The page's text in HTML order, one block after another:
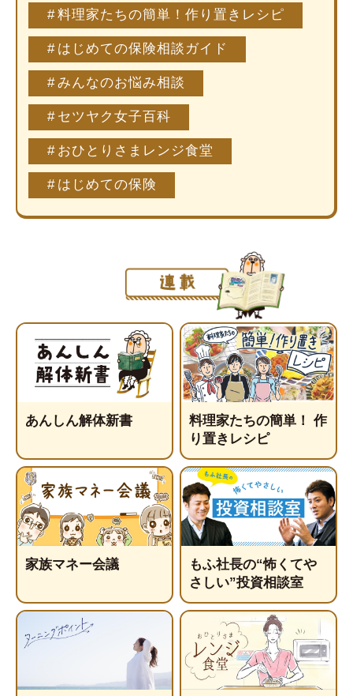
料理家たちの簡単！作り置きレシピ
はじめての保険相談ガイド
みんなのお悩み相談
セツヤク女子百科
おひとりさまレンジ食堂
はじめての保険
あんしん解体新書
料理家たちの簡単！ 作
り置きレシピ
家族マネー会議
もふ社長の“怖くてや
さしい”投資相談室